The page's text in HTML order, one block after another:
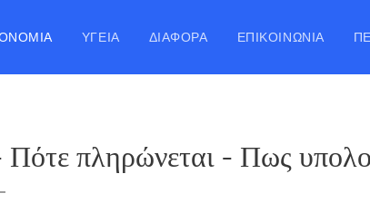
ΥΓΕΊΑ ΔΙΆΦΟΡΑ ΕΠΙΚΟΙΝΩΝΊΑ
πληρώνεται - Πως